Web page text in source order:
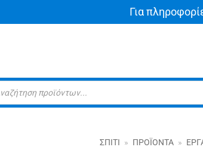
Για
ΣΠΊΤΙ » ΠΡΟΪΌΝΤΑ »